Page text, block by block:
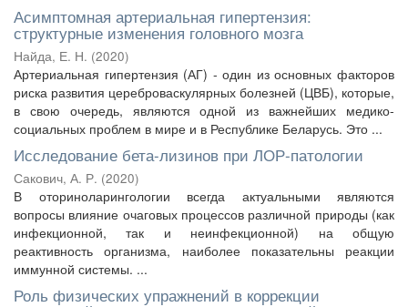
Асимптомная артериальная гипертензия:
структурные изменения головного мозга
Найда, Е. Н. (2020)
Артериальная гипертензия (АГ) - один из основных факторов
риска развития цереброваскулярных болезней (ЦВБ), которые,
в свою очередь, являются одной из важнейших медико-
социальных проблем в мире и в Республике Беларусь. Это ...
Исследование бета-лизинов при ЛОР-патологии
Сакович, А. Р. (2020)
В оториноларингологии всегда актуальными являются
вопросы влияние очаговых процессов различной природы (как
инфекционной, так и неинфекционной) на общую
реактивность организма, наиболее показательны реакции
иммунной системы. ...
Роль физических упражнений в коррекции